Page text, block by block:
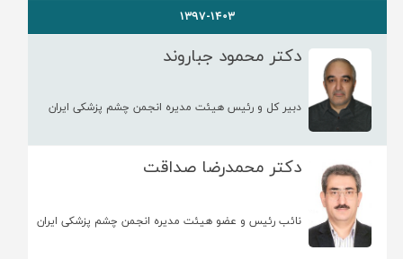
1397-1403
دکتر محمود جباروند
دبیر کل و رئیس هیئت مدیره انجمن چشم پزشکی ایران
دکتر محمدرضا صداقت
نائب رئیس و عضو هیئت مدیره انجمن چشم پزشکی ایران